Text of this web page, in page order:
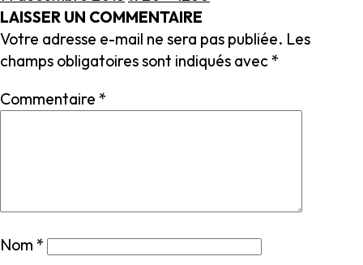
le
réelle
LAISSER UN COMMENTAIRE
Votre adresse e-mail ne sera pas publiée. Les
champs obligatoires sont indiqués avec*
Commentaire *
Nom *